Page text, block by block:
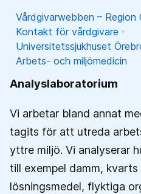
Vårdgivarwebben – Region
Kontakt för vårdgivare
Universitetssjukhuset
Arbets- och miljömedicin
Analyslaboratorium
Vi arbetar bland annat
tagits för att utreda
yttre miljö. Vi analyserar
till exempel damm,
lösningsmedel, flyktiga